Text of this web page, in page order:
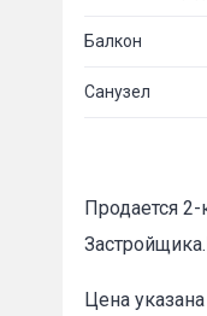
Балкон
Санузел
Продается
Цена